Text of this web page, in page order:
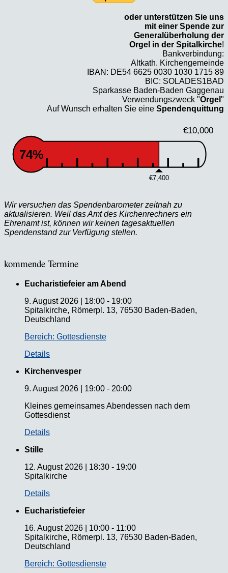
oder unterstützen Sie uns
mit einer Spende zur
Generalüberholung der
Orgel in der Spitalkirche!
Bankverbindung:
Altkath. Kirchengemeinde
IBAN: DE54 6625 0030 1030 1715 89
BIC: SOLADES1BAD
Sparkasse Baden-Baden Gaggenau
Verwendungszweck "Orgel "
Auf Wunsch erhalten Sie eine Spendenquittung
€10,000
€7,400
74%
Wir versuchen das Spendenbarometer zeitnah zu
aktualisieren. Weil das Amt des Kirchenrechners ein
Ehrenamt ist, können wir keinen tagesaktuellen
Spendenstand zur Verfügung stellen.
kommende Termine
Eucharistiefeier am Abend
9. August 2026
18:00 - 19:00
Spitalkirche, Römerpl. 13, 76530 Baden-Baden,
Deutschland
Bereich: Gottesdienste
Details
Kirchenvesper
9. August 2026
19:00 - 20:00
Kleines gemeinsames Abendessen nach dem
Gottesdienst
Details
Stille
12. August 2026
18:30 - 19:00
Spitalkirche
Details
Eucharistiefeier
16. August 2026
10:00 - 11:00
Spitalkirche, Römerpl. 13, 76530 Baden-Baden,
Deutschland
Bereich: Gottesdienste